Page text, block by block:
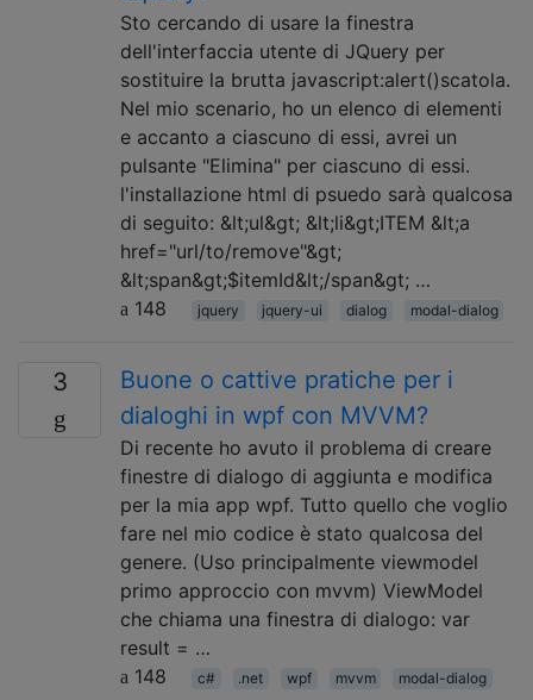
Sto cercando di usare la finestra
dell'interfaccia utente di JQuery per
sostituire la brutta javascript:alert()scatola.
Nel mio scenario, ho un elenco di elementi
e accanto a ciascuno di essi, avrei un
pulsante "Elimina" per ciascuno di essi.
l'installazione html di psuedo sarà qualcosa
di seguito: &lt;ul&gt; &lt;li&gt;ITEM &lt;a
href="url/to/remove"&gt;
&lt;span&gt;$itemId&lt;/span&gt; …
148
jquery jquery-ui dialog modal-dialog
3
Buone o cattive pratiche per i
dialoghi in wpf con MVVM?
Di recente ho avuto il problema di creare
finestre di dialogo di aggiunta e modifica
per la mia app wpf. Tutto quello che voglio
fare nel mio codice è stato qualcosa del
genere. (Uso principalmente viewmodel
primo approccio con mvvm) ViewModel
che chiama una finestra di dialogo: var
result = …
148
c# .net wpf mvvm modal-dialog